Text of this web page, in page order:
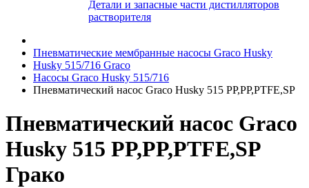
Детали и запасные части дистилляторов
растворителя
Пневматические мембранные насосы Graco Husky
Husky 515/716 Graco
Насосы Graco Husky 515/716
Пневматический насос Graco Husky 515 PP,PP,PTFE,SP
Пневматический насос Graco
Husky 515 PP,PP,PTFE,SP
Грако